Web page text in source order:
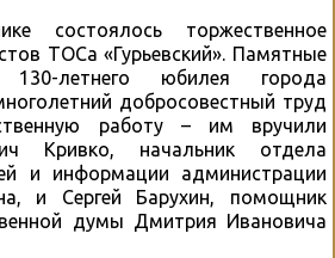
состоялось торжественное
ТОСа «Гурьевский». Памятные
летнего юбилея города
добросовестный труд
работу – им вручили
Кривко, начальник отдела
и информации администрации
и Сергей Барухин, помощник
думы Дмитрия Ивановича